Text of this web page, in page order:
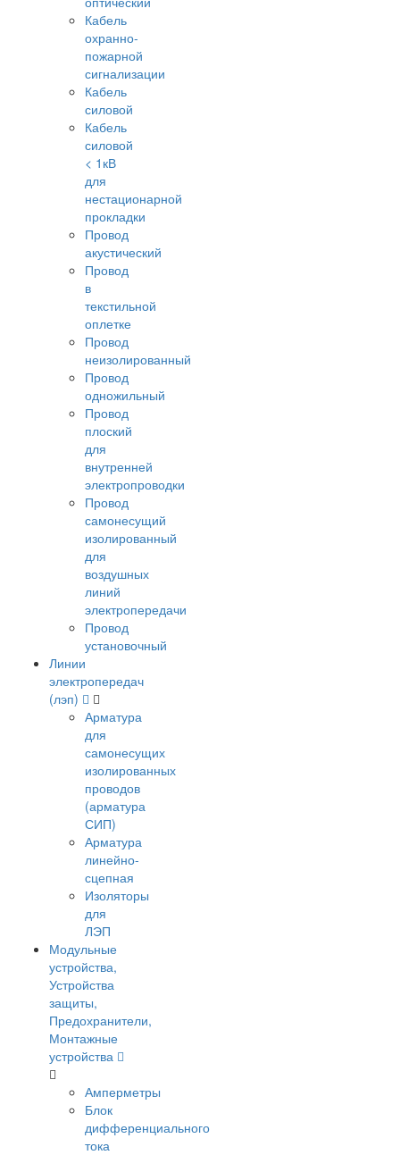
Кабель
охранно-
пожарной
сигнализации
Кабель
силовой
Кабель
силовой
< 1кВ
для
нестационарной
прокладки
Провод
акустический
Провод
в
текстильной
оплетке
Провод
неизолированный
Провод
одножильный
Провод
плоский
для
внутренней
электропроводки
Провод
самонесущий
изолированный
для
воздушных
линий
электропередачи
Провод
установочный
Линии
электропередач
(лэп)
Арматура
для
самонесущих
изолированных
проводов
(арматура
СИП)
Арматура
линейно-
сцепная
Изоляторы
для
ЛЭП
Модульные
устройства,
Устройства
защиты,
Предохранители,
Монтажные
устройства
Амперметры
Блок
дифференциального
тока